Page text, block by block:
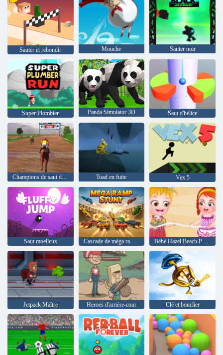
Sauter et rebondir Mouche Sauter noir
Super Plombier Panda Simulator 3D Saut d'hélice
Toad en fuite Vex 5
Saut moelleux Cascade de méga rampe
Jetpack Maître Heroes d'arrière-cour Clé et bouclier